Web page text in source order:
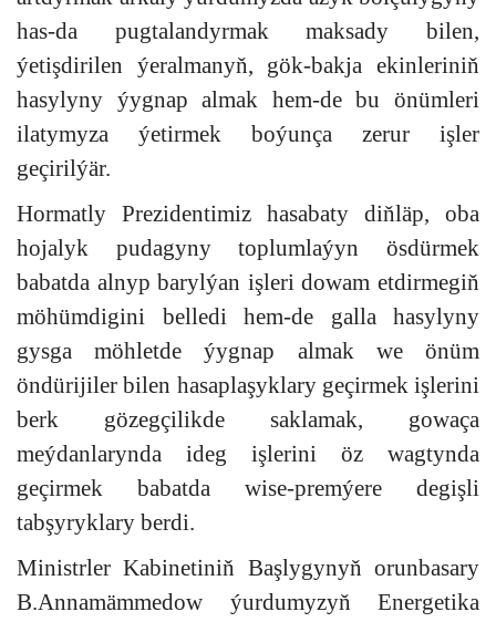
has-da pugtalandyrmak maksady bilen,
ýetişdirilen ýeralmanyň, gök-bakja ekinleriniň
hasylyny ýygnap almak hem-de bu önümleri
ilatymyza ýetirmek boýunça zerur işler
geçirilýär.
Hormatly Prezidentimiz hasabaty diňläp, oba
hojalyk pudagyny toplumlaýyn ösdürmek
babatda alnyp barylýan işleri dowam etdirmegiň
möhümdigini belledi hem-de galla hasylyny
gysga möhletde ýygnap almak we önüm
öndürijiler bilen hasaplaşyklary geçirmek işlerini
berk gözegçilikde saklamak, gowaça
meýdanlarynda ideg işlerini öz wagtynda
geçirmek babatda wise-premýere degişli
tabşyryklary berdi.
Ministrler Kabinetiniň Başlygynyň orunbasary
B.Annamämmedow ýurdumyzyň Energetika